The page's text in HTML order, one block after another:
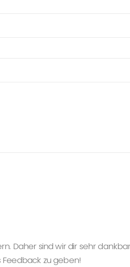
Daher sind wir dir sehr
zu geben!